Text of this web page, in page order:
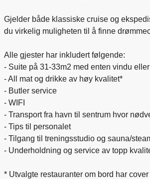
Gjelder både klassiske cruise og
du virkelig muligheten til å finne
Alle gjester har inkludert følgende:
- Suite på 31-33m2 med enten vindu
- All mat og drikke av høy kvalitet*
- Butler service
- WIFI
- Transport fra havn til sentrum hvor
- Tips til personalet
- Tilgang til treningsstudio og sauna/
- Underholdning og service av topp
* Utvalgte restauranter om bord har